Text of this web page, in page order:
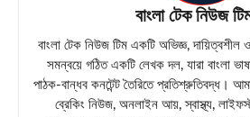
বাংলা টেক নিউজ
বাংলা টেক নিউজ টিম একটি অভিজ্ঞ, দায়িত্বশীল ও
সমন্বয়ে গঠিত একটি লেখক দল, যারা বাংলা
পাঠক-বান্ধব কনটেন্ট তৈরিতে প্রতিশ্রুতিবদ্ধ।
ব্রেকিং নিউজ, অনলাইন আয়, স্বাস্থ্য,